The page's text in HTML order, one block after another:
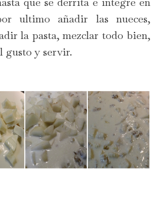
ultimo añadir las nueces,
la pasta, mezclar todo bien,
gusto y servir.